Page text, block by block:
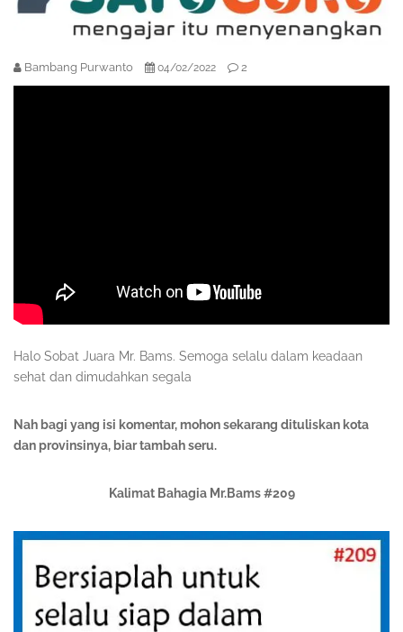
Bambang Purwanto 04/02/2022 2
Halo Sobat Juara Mr. Bams. Semoga selalu dalam keadaan
sehat dan dimudahkan segala
Nah bagi yang isi komentar, mohon sekarang dituliskan kota
dan provinsinya, biar tambah seru.
Kalimat Bahagia Mr.Bams #209